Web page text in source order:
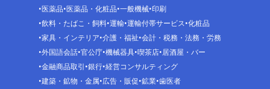
医薬品 医薬品・化粧品 一般機械 印刷
飲料・たばこ・飼料 運輸 運輸付帯サービス 化粧品
家具・インテリア 介護・福祉 会計・税務・法務・労務
外国語会話 官公庁 機械器具 喫茶店 居酒屋・バー
金融商品取引 銀行 経営コンサルティング
建築・鉱物・金属 広告・販促 鉱業 歯医者